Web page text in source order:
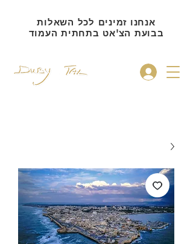
אנחנו זמינים לכל השאלות
בבועת הצ'אט בתחתית העמוד